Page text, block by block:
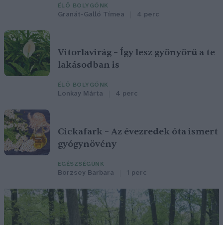
ÉLŐ BOLYGÓNK
Granát-Galló Tímea 4 perc
Vitorlavirág – Így lesz gyönyörű a te
lakásodban is
ÉLŐ BOLYGÓNK
Lonkay Márta 4 perc
Cickafark – Az évezredek óta ismert
gyógynövény
EGÉSZSÉGÜNK
Börzsey Barbara 1 perc